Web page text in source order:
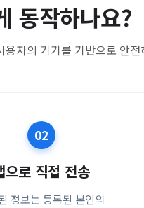
동작하나요?
용자의 기기를 기반으로 안
02
으로 직접 전송
정보는 등록된 본인의